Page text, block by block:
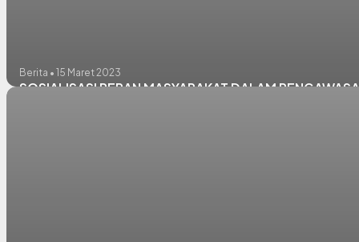
Berita • 15 Maret 2023
SOSIALISASI PERAN MASYARAKAT DALAM